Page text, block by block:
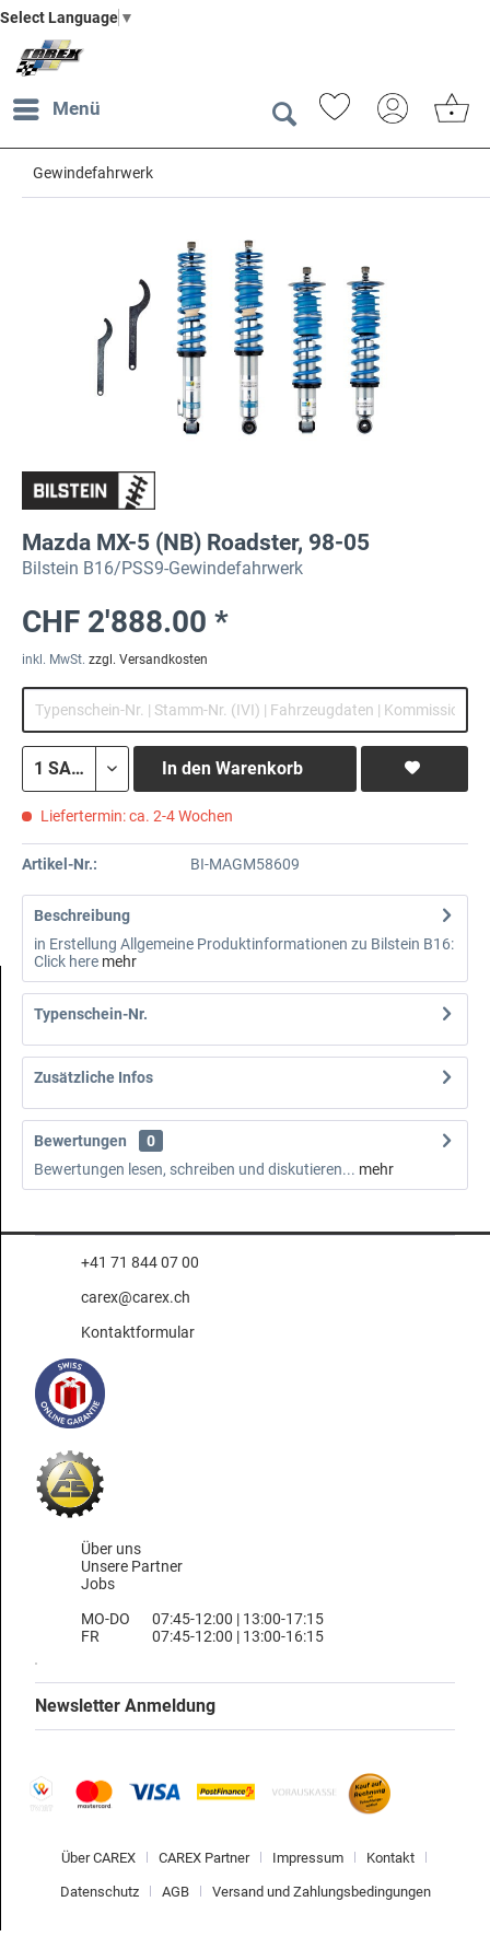
Select Language ▼
Menü
Gewindefahrwerk
Mazda MX-5 (NB) Roadster, 98-05
Bilstein B16/PSS9-Gewindefahrwerk
CHF 2'888.00 *
inkl. MwSt. zzgl. Versandkosten
In den Warenkorb
Liefertermin: ca. 2-4 Wochen
Artikel-Nr.: BI-MAGM58609
Beschreibung
in Erstellung Allgemeine Produktinformationen zu Bilstein B16:
Click here mehr
Typenschein-Nr.
Zusätzliche Infos
Bewertungen
0
Bewertungen lesen, schreiben und diskutieren... mehr
+41 71 844 07 00
carex@carex.ch
Kontaktformular
Über uns
Unsere Partner
Jobs
MO-DO
FR
07:45-12:00 | 13:00-17:15
07:45-12:00 | 13:00-16:15
Newsletter Anmeldung
Über CAREX CAREX Partner Impressum Kontakt
Datenschutz AGB Versand und Zahlungsbedingungen